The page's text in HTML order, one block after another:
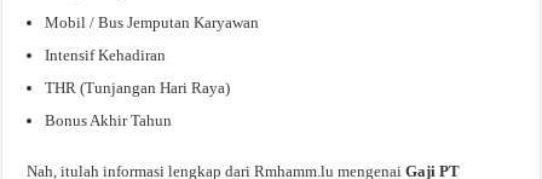
Mobil / Bus Jemputan Karyawan
Intensif Kehadiran
THR (Tunjangan Hari Raya)
Bonus Akhir Tahun
Nah, itulah informasi lengkap dari Rmhamm.lu mengenaiGaji PT